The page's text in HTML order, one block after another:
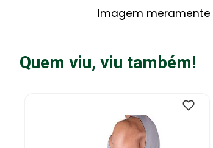
Imagem
Quem viu, viu também!